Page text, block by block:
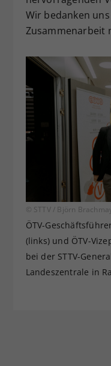
Wir bedanken
Zusammenarbeit
© STTV / Björn
ÖTV-
(links) und ÖTV-
bei der STTV-
Landeszentrale in